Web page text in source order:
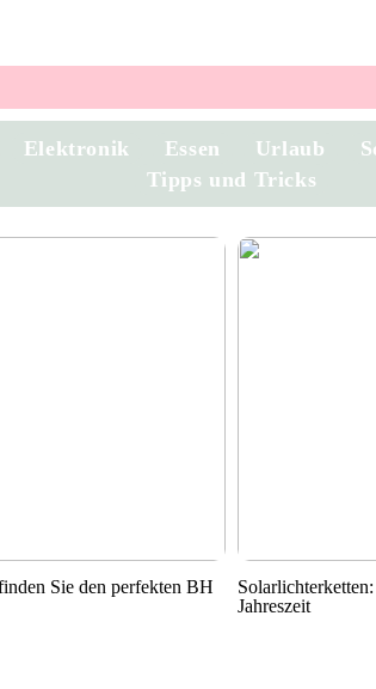
Elektronik Essen Urlaub
Tipps und Tricks
Sie den perfekten BH
Jahreszeit